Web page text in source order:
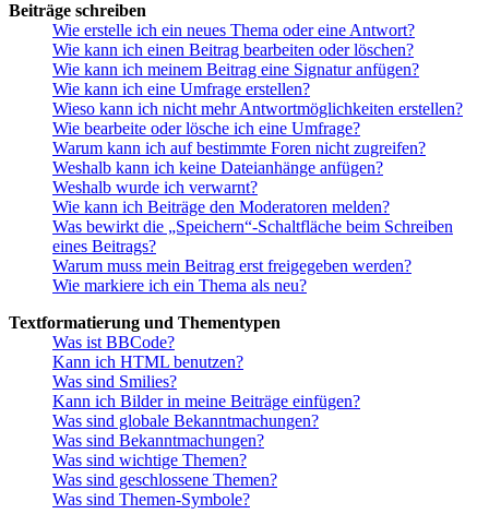
Beiträge schreiben
Wie erstelle ich ein neues Thema oder eine Antwort?
Wie kann ich einen Beitrag bearbeiten oder löschen?
Wie kann ich meinem Beitrag eine Signatur anfügen?
Wie kann ich eine Umfrage erstellen?
Wieso kann ich nicht mehr Antwortmöglichkeiten erstellen?
Wie bearbeite oder lösche ich eine Umfrage?
Warum kann ich auf bestimmte Foren nicht zugreifen?
Weshalb kann ich keine Dateianhänge anfügen?
Weshalb wurde ich verwarnt?
Wie kann ich Beiträge den Moderatoren melden?
Was bewirkt die „Speichern“-Schaltfläche beim Schreiben
eines Beitrags?
Warum muss mein Beitrag erst freigegeben werden?
Wie markiere ich ein Thema als neu?
Textformatierung und Thementypen
Was ist BBCode?
Kann ich HTML benutzen?
Was sind Smilies?
Kann ich Bilder in meine Beiträge einfügen?
Was sind globale Bekanntmachungen?
Was sind Bekanntmachungen?
Was sind wichtige Themen?
Was sind geschlossene Themen?
Was sind Themen-Symbole?